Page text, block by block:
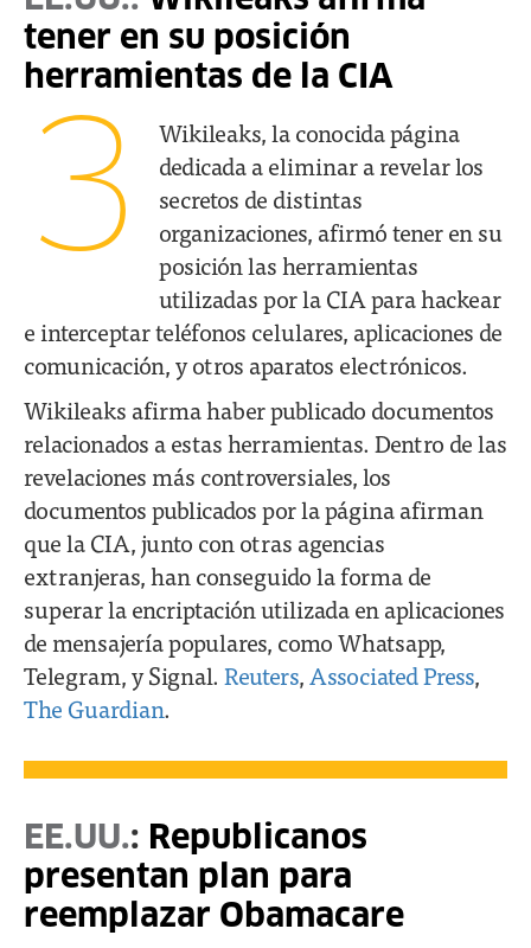
tener en su posición
herramientas de la CIA
3
Wikileaks, la conocida página
dedicada a eliminar a revelar los
secretos de distintas
organizaciones, afirmó tener en su
posición las herramientas
utilizadas por la CIA para hackear
e interceptar teléfonos celulares, aplicaciones de
comunicación, y otros aparatos electrónicos.
Wikileaks afirma haber publicado documentos
relacionados a estas herramientas. Dentro de las
revelaciones más controversiales, los
documentos publicados por la página afirman
que la CIA, junto con otras agencias
extranjeras, han conseguido la forma de
superar la encriptación utilizada en aplicaciones
de mensajería populares, como Whatsapp,
Telegram, y Signal. Reuters, Associated Press,
The Guardian.
EE.UU.: Republicanos
presentan plan para
reemplazar Obamacare